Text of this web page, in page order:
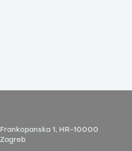
Frankopanska 1, HR-10000
Zagreb